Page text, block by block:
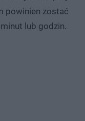
powinien zostać
lub godzin.